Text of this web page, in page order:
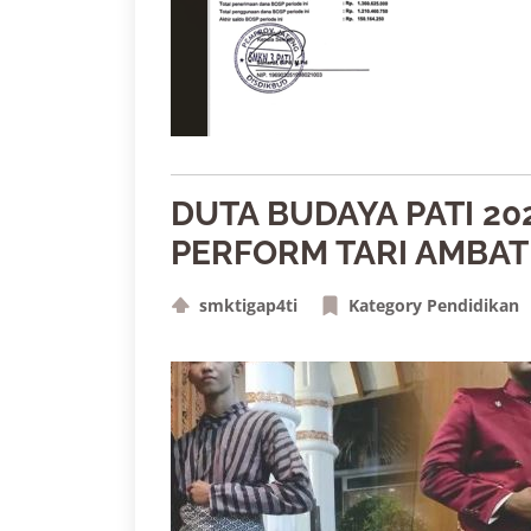
DUTA BUDAYA PATI
PERFORM TARI
smktigap4ti Kategory Pendidikan